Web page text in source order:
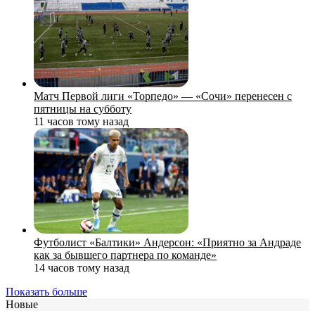
Матч Первой лиги «Торпедо» — «Сочи» перенесен с
пятницы на субботу
11 часов тому назад
Футболист «Балтики» Андерсон: «Приятно за Андраде
как за бывшего партнера по команде»
14 часов тому назад
Показать больше
Новые